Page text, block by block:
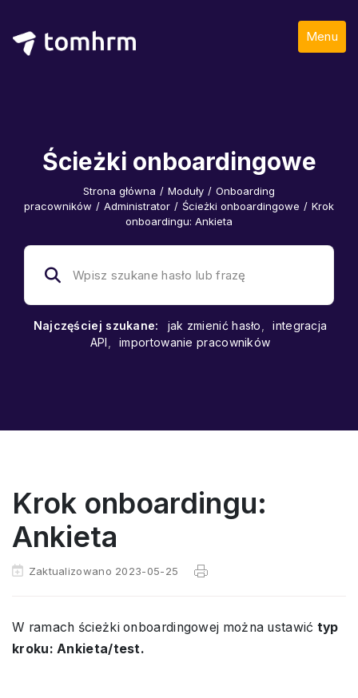
Menu
Ścieżki onboardingowe
Strona główna / Moduły / Onboarding
pracowników / Administrator / Ścieżki onboardingowe / Krok
onboardingu: Ankieta
Najczęściej szukane: jak zmienić hasło
integracja
API
importowanie pracowników
Krok onboardingu:
Ankieta
Zaktualizowano 2023-05-25
W ramach ścieżki onboardingowej można ustawić typ
kroku: Ankieta/test.